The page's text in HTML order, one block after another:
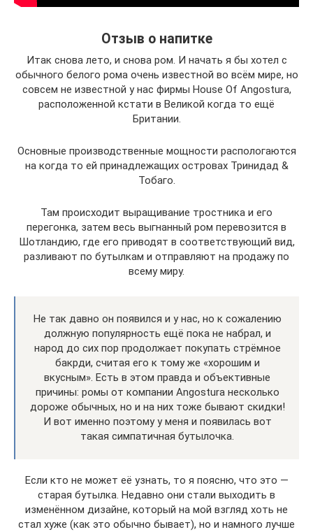
Отзыв о напитке
Итак снова лето, и снова ром. И начать я бы хотел с
обычного белого рома очень известной во всём мире, но
совсем не известной у нас фирмы House Of Angostura,
расположенной кстати в Великой когда то ещё
Британии.
Основные производственные мощности распологаются
на когда то ей принадлежащих островах Тринидад &
Тобаго.
Там происходит выращивание тростника и его
перегонка, затем весь выгнанный ром перевозится в
Шотландию, где его приводят в соответствующий вид,
разливают по бутылкам и отправляют на продажу по
всему миру.
Не так давно он появился и у нас, но к сожалению
должную популярность ещё пока не набрал, и
народ до сих пор продолжает покупать стрёмное
бакрди, считая его к тому же «хорошим и
вкусным». Есть в этом правда и объективные
причины: ромы от компании Angostura несколько
дороже обычных, но и на них тоже бывают скидки!
И вот именно поэтому у меня и появилась вот
такая симпатичная бутылочка.
Если кто не может её узнать, то я поясню, что это —
старая бутылка. Недавно они стали выходить в
изменённом дизайне, который на мой взгляд хоть не
стал хуже (как это обычно бывает), но и намного лучше